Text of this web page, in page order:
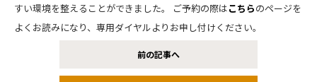
すい環境を整えることができました。 ご予約の際はこちらのページを
よくお読みになり、専用ダイヤルよりお申し付けください。
前の記事へ